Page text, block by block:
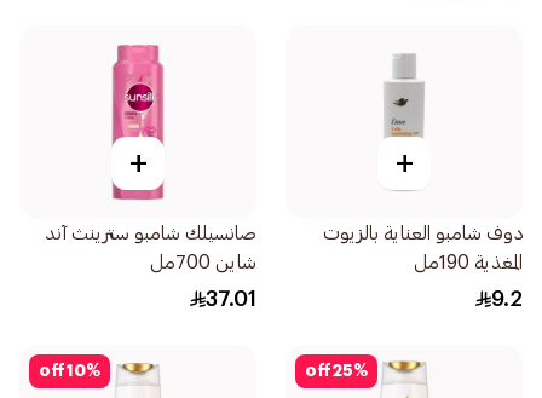
+
دوف شامبو العناية بالزيوت
المغذية 190مل
9.2
+
صانسيلك شامبو سترينث آند
شاين 700مل
37.01
25%
off
10%
off